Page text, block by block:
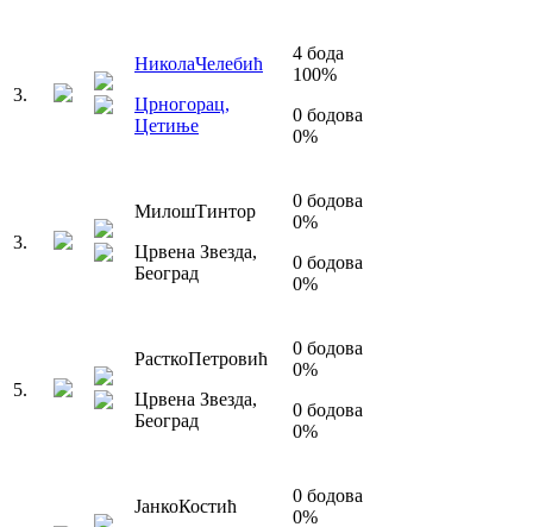
3.
НиколаЧелебић
Црногорац,
Цетиње
4 бода
100%
0 бодова
0%
3.
МилошТинтор
Црвена Звезда,
Београд
0 бодова
0%
0 бодова
0%
5.
РасткоПетровић
Црвена Звезда,
Београд
0 бодова
0%
0 бодова
0%
ЈанкоКостић
0 бодова
0%